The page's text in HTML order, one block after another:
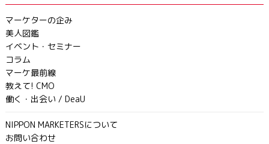
マーケターの企み
美人図鑑
イベント・セミナー
コラム
マーケ最前線
教えて! CMO
働く・出会い / DeaU
NIPPON MARKETERSについて
お問い合わせ